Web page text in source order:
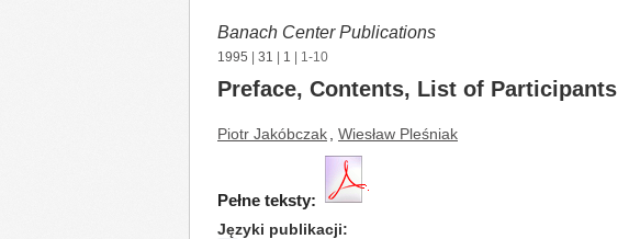
Banach Center Publications
1995 31 1 | 1-10
Preface, Contents, List of Participants
Piotr Jakóbczak Wiesław Pleśniak
Pełne teksty:
Języki publikacji